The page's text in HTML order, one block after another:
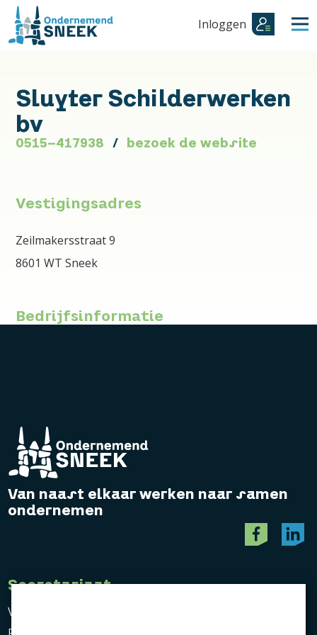
Inloggen
Sluyter Schilderwerken
bv
0515-417938 bezoek de website
Vestigingsadres
Zeilmakersstraat 9
8601 WT Sneek
Bedrijfsinformatie
Van naast elkaar werken naar samen
ondernemen
Secretariaat
Vereniging Ondernemend Sneek